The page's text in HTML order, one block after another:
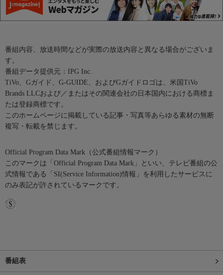
番組内容、放送時間などが実際の放送内容と異なる場合がございま
す。
番組データ提供元：IPG Inc.
TiVo、Gガイド、G-GUIDE、およびGガイドロゴは、米国TiVo
Brands LLCおよび／またはその関連会社の日本国内における商標ま
たは登録商標です。
このホームページに掲載している記事・写真等あらゆる素材の無断
複写・転載を禁じます。
Official Program Data Mark（公式番組情報マーク）
このマークは「Official Program Data Mark」といい、テレビ番組の公
式情報である「SI(Service Information)情報」を利用したサービスに
のみ表記が許されているマークです。
番組表